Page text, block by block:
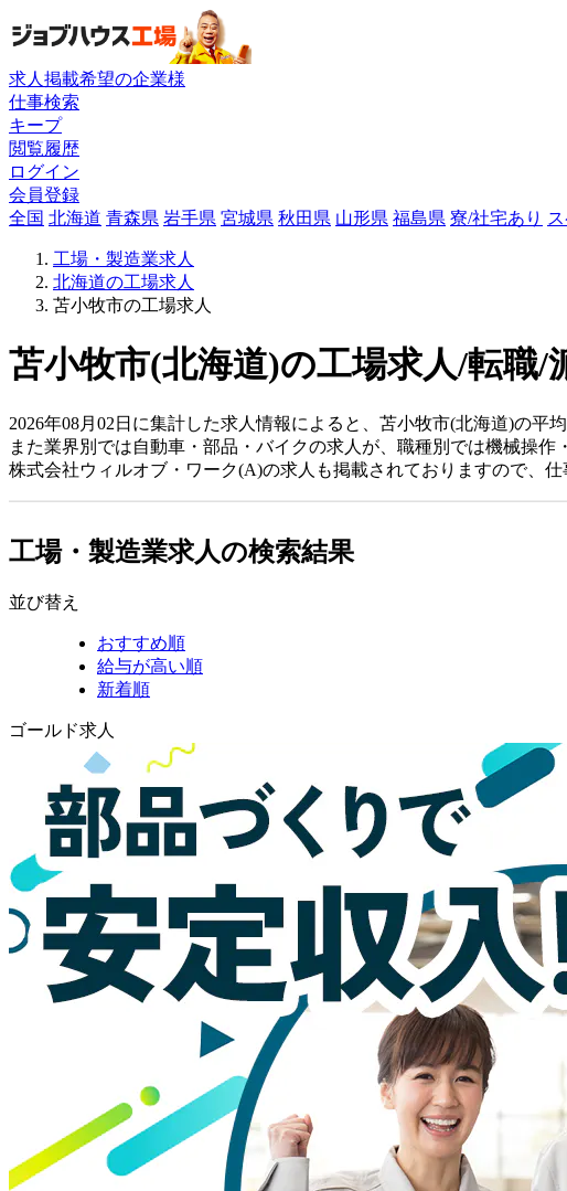
求人掲載希望の企業様
仕事検索
キープ
閲覧履歴
ログイン
会員登録
全国 北海道 青森県 岩手県 宮城県 秋田県 山形県 福島県 寮/社宅あり
工場・製造業求人
北海道の工場求人
苫小牧市の工場求人
苫小牧市(北海道)の工場求人/転職/
2026年08月02日に集計した求人情報によると、苫小牧市(北海道)の平
また業界別では自動車・部品・バイクの求人が、職種別では機械操作
株式会社ウィルオブ・ワーク(A)の求人も掲載されておりますので、仕
工場・製造業求人の検索結果
並び替え
おすすめ順
給与が高い順
新着順
ゴールド求人